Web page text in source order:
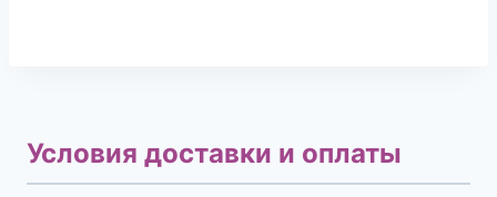
Условия доставки и оплаты